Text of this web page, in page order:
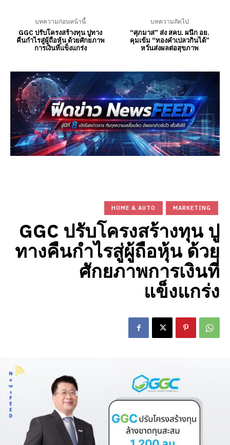
บทความก่อนหน้านี้
GGC ปรับโครงสร้างทุน ปูทาง
คืนกำไรสู่ผู้ถือหุ้น ด้วยศักยภาพ
การเงินที่แข็งแกร่ง
บทความถัดไป
“ศุภมาส” ส่ง สคบ. ผนึก อย.
คุมเข้ม “ทองคำเปลวกินได้”
หวั่นส่งผลต่อสุขภาพ